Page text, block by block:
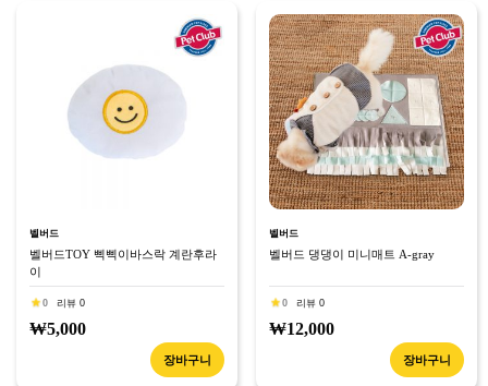
벨버드
벨버드TOY 삑삑이바스락 계란후라
이
0 리뷰 0
₩5,000
장바구니
벨버드
벨버드 댕댕이 미니매트 A-gray
0 리뷰 0
₩12,000
장바구니